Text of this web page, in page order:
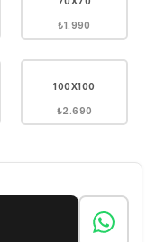
₺1.990
100X100
₺2.690